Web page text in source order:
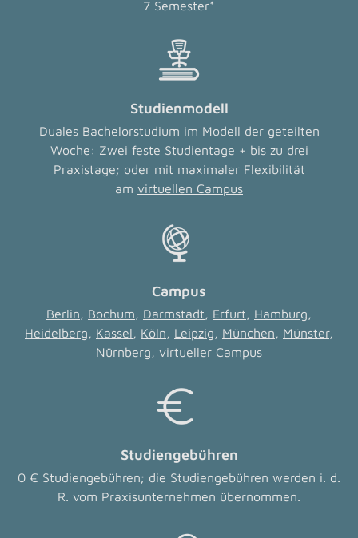
7 Semester*
Studienmodell
Duales Bachelorstudium im Modell der geteilten
Woche: Zwei feste Studientage + bis zu drei
Praxistage; oder mit maximaler Flexibilität
am virtuellen Campus
Campus
Berlin, Bochum, Darmstadt, Erfurt, Hamburg,
Heidelberg, Kassel, Köln, Leipzig, München, Münster,
Nürnberg, virtueller Campus
Studiengebühren
0 € Studiengebühren; die Studiengebühren werden i. d.
R. vom Praxisunternehmen übernommen.